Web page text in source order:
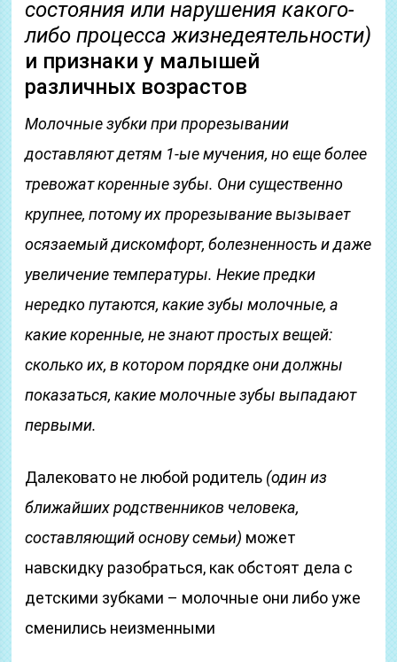
состояния или нарушения какого-
либо процесса жизнедеятельности)
и признаки у малышей
различных возрастов
Молочные зубки при прорезывании
доставляют детям 1-ые мучения, но еще более
тревожат коренные зубы. Они существенно
крупнее, потому их прорезывание вызывает
осязаемый дискомфорт, болезненность и даже
увеличение температуры. Некие предки
нередко путаются, какие зубы молочные, а
какие коренные, не знают простых вещей:
сколько их, в котором порядке они должны
показаться, какие молочные зубы выпадают
первыми.
Далековато не любой родитель (один из
ближайших родственников человека,
составляющий основу семьи) может
навскидку разобраться, как обстоят дела с
детскими зубками – молочные они либо уже
сменились неизменными